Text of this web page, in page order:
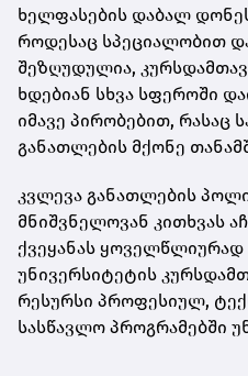
ხელფასების დაბალ
როდესაც სპეციალობით
შეზღუდულია,
ხდებიან სხვა სფეროში
იმავე პირობებით, რასაც
განათლების მქონე
კვლევა განათლების
მნიშვნელოვან კითხვას
ქვეყანას
უნივერსიტეტის
რესურსი პროფესიულ,
სასწავლო პროგრამებში